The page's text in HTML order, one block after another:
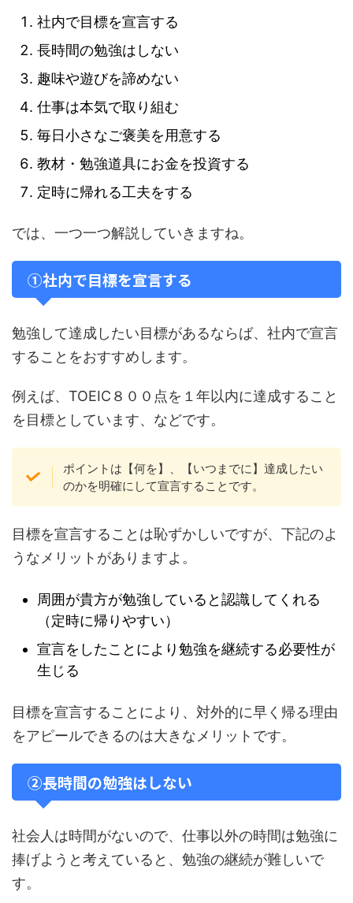
社内で目標を宣言する
長時間の勉強はしない
趣味や遊びを諦めない
仕事は本気で取り組む
毎日小さなご褒美を用意する
教材・勉強道具にお金を投資する
定時に帰れる工夫をする
では、一つ一つ解説していきますね。
①社内で目標を宣言する
勉強して達成したい目標があるならば、社内で宣言
することをおすすめします。
例えば、TOEIC８００点を１年以内に達成すること
を目標としています、などです。
ポイントは【何を】、【いつまでに】達成したい
のかを明確にして宣言することです。
目標を宣言することは恥ずかしいですが、下記のよ
うなメリットがありますよ。
周囲が貴方が勉強していると認識してくれる
（定時に帰りやすい）
宣言をしたことにより勉強を継続する必要性が
生じる
目標を宣言することにより、対外的に早く帰る理由
をアピールできるのは大きなメリットです。
②長時間の勉強はしない
社会人は時間がないので、仕事以外の時間は勉強に
捧げようと考えていると、勉強の継続が難しいで
す。